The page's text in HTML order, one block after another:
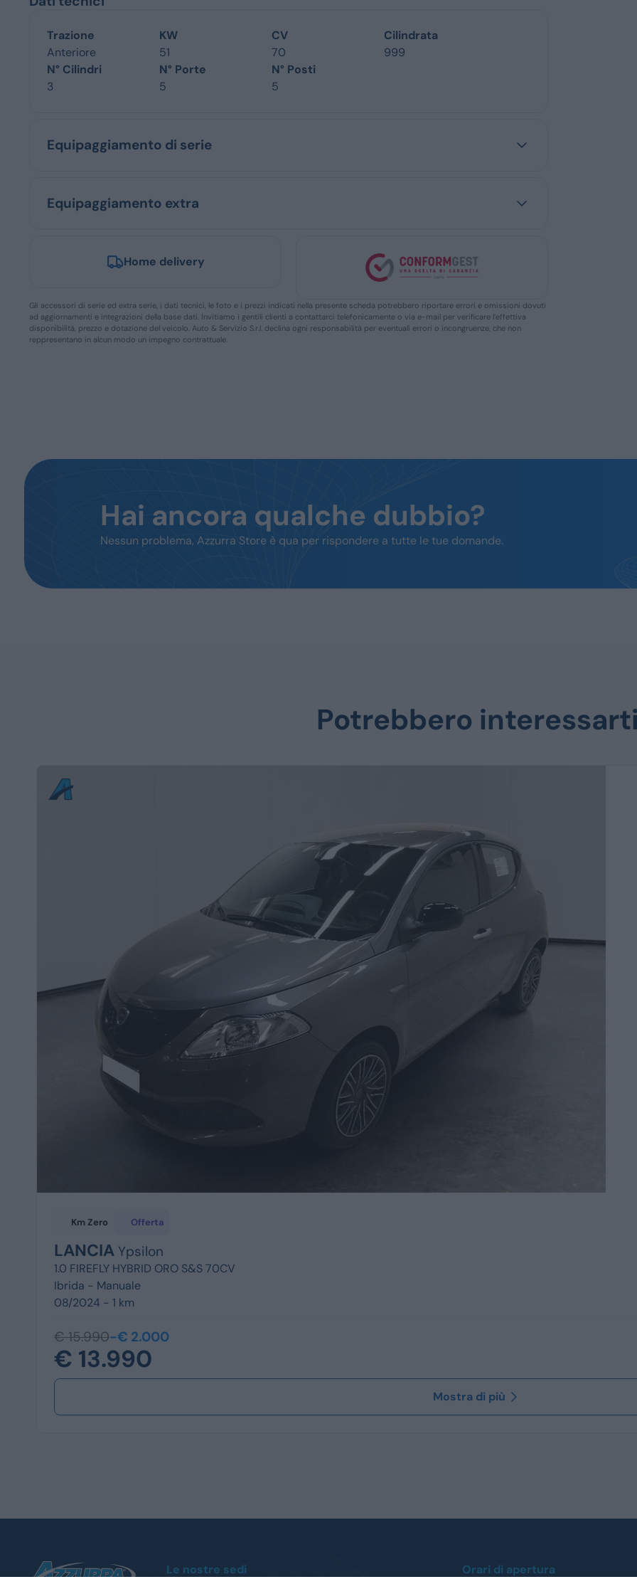
Trazione
Anteriore
KW
51
CV
70
Cilindrata
999
N° Cilindri
3
N° Porte
5
N° Posti
5
Equipaggiamento di serie
Equipaggiamento extra
Home delivery
Gli accessori di serie ed extra serie, i dati tecnici, le foto e i prezzi indicati nella presente scheda potrebbero riportare errori e omissioni dovuti
ad aggiornamenti e integrazioni della base dati. Invitiamo i gentili clienti a contattarci telefonicamente o via e-mail per verificare l’effettiva
disponibilità, prezzo e dotazione del veicolo. Auto & Servizio S.r.l. declina ogni responsabilità per eventuali errori o incongruenze, che non
reppresentano in alcun modo un impegno contrattuale.
Hai ancora qualche dubbio?
Nessun problema, Azzurra Store è qua per rispondere a tutte le tue domande.
Potrebbero
Km Zero Offerta
LANCIA Ypsilon
1.0 FIREFLY HYBRID ORO S&S 70CV
Ibrida - Manuale
08/2024 - 1 km
€ 15.990-€ 2.000
€ 13.990
Mostra di più
Le nostre sedi Orari di apertura